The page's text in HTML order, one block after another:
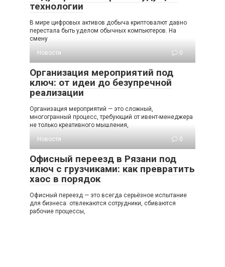
технологии
В мире цифровых активов добыча криптовалют давно
перестала быть уделом обычных компьютеров. На
смену
Новости
0
Организация мероприятий под
ключ: от идеи до безупречной
реализации
Организация мероприятий — это сложный,
многогранный процесс, требующий от ивент-менеджера
не только креативного мышления,
Новости
0
Офисный переезд в Рязани под
ключ с грузчиками: как превратить
хаос в порядок
Офисный переезд — это всегда серьёзное испытание
для бизнеса: отвлекаются сотрудники, сбиваются
рабочие процессы,